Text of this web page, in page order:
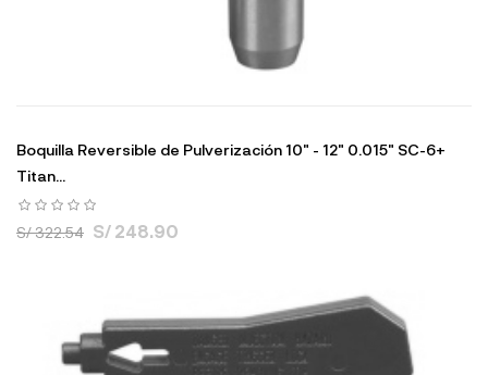
Boquilla Reversible de Pulverización 10" - 12" 0.015" SC-6+
Titan...
S/ 322.54 S/ 248.90